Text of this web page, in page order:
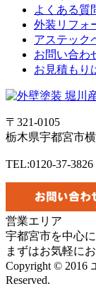
よくある質
外装リフォ
アステック
お問い合わ
お見積もり
〒321-0105
栃木県宇都宮市
TEL:0120-37-3826
営業エリア
宇都宮市を中心
まずはお気軽に
Copyright © 2016
Reserved.